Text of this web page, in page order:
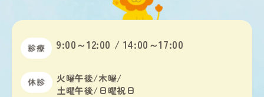
9:00～12:00 / 14:00～17:00
火曜午後/木曜/
土曜午後/日曜祝日